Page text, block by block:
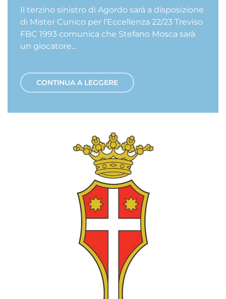
Il terzino sinistro di Agordo sarà a disposizione
di Mister Cunico per l’Eccellenza 22/23 Treviso
FBC 1993 comunica che Stefano Mosca sarà
un giocatore...
CONTINUA A LEGGERE